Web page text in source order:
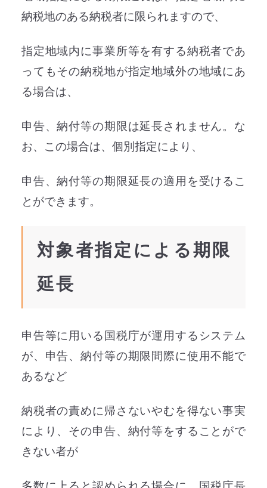
納税地のある納税者に限られますので、
指定地域内に事業所等を有する納税者であ
ってもその納税地が指定地域外の地域にあ
る場合は、
申告、納付等の期限は延長されません。な
お、この場合は、個別指定により、
申告、納付等の期限延長の適用を受けるこ
とができます。
対象者指定による期限
延長
申告等に用いる国税庁が運用するシステム
が、申告、納付等の期限間際に使用不能で
あるなど
納税者の責めに帰さないやむを得ない事実
により、その申告、納付等をすることがで
きない者が